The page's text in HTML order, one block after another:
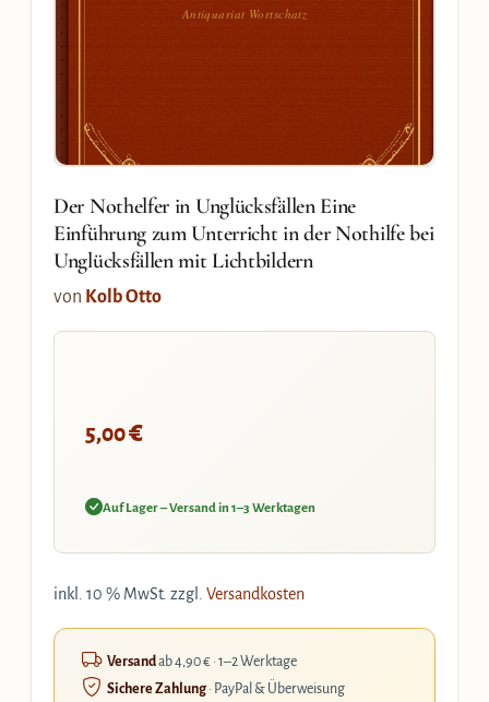
Antiquariat Wortschatz
Der Nothelfer in Unglücksfällen Eine
Einführung zum Unterricht in der Nothilfe bei
Unglücksfällen mit Lichtbildern
von Kolb Otto
5,00€
Auf Lager – Versand in 1–3 Werktagen
inkl. 10 % MwSt. zzgl. Versandkosten
Versandab 4,90 € · 1–2 Werktage
Sichere Zahlung· PayPal & Überweisung